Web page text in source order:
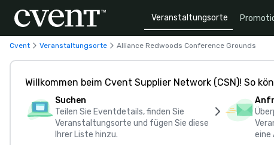
Veranstaltungsorte
Cvent Veranstaltungsorte Alliance Redwoods Conference Grounds
Willkommen beim Cvent Supplier Network (CSN)! So
Suchen
Teilen Sie Eventdetails, finden Sie
Veranstaltungsorte und fügen Sie diese
Ihrer Liste hinzu.
eine